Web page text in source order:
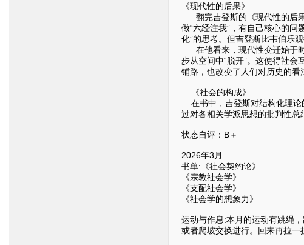
《现代性的后果》
翻完吉登斯的《现代性的后果
做“六经注我”，有自己核心的问
化”的思考。但吉登斯比韦伯乐
在他看来，现代性变迁始于时
步从空间中“脱开”。这使得社会
铺路，也改变了人们对历史的看
《社会的构成》
在书中，吉登斯对结构化理论
过对各相关学派思想的批判性总
状态自评：B＋
2026年3月
书单:《社会契约论》
《宗教社会学》
《支配社会学》
《社会学的想象力》
运动与作息:本月的运动有跳绳
或者爬坡交换进行。回来再拉